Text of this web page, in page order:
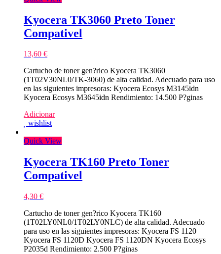
Kyocera TK3060 Preto Toner
Compativel
13,60 €
Cartucho de toner gen?rico Kyocera TK3060
(1T02V30NL0/TK-3060) de alta calidad. Adecuado para uso
en las siguientes impresoras: Kyocera Ecosys M3145idn
Kyocera Ecosys M3645idn Rendimiento: 14.500 P?ginas
Adicionar
wishlist
Quick View
Kyocera TK160 Preto Toner
Compativel
4,30 €
Cartucho de toner gen?rico Kyocera TK160
(1T02LY0NL0/1T02LY0NLC) de alta calidad. Adecuado
para uso en las siguientes impresoras: Kyocera FS 1120
Kyocera FS 1120D Kyocera FS 1120DN Kyocera Ecosys
P2035d Rendimiento: 2.500 P?ginas